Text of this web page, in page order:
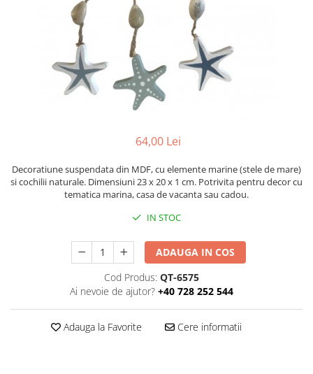
Barci, vapoare, ambarcatiuni
Decoratiuni care se agata
64,00 Lei
Decoratiune suspendata din MDF, cu elemente marine (stele de mare)
si cochilii naturale. Dimensiuni 23 x 20 x 1 cm. Potrivita pentru decor cu
tematica marina, casa de vacanta sau cadou.
IN STOC
ADAUGA IN COS
Cod Produs: QT-6575
Ai nevoie de ajutor? +40 728 252 544
Adauga la Favorite Cere informatii